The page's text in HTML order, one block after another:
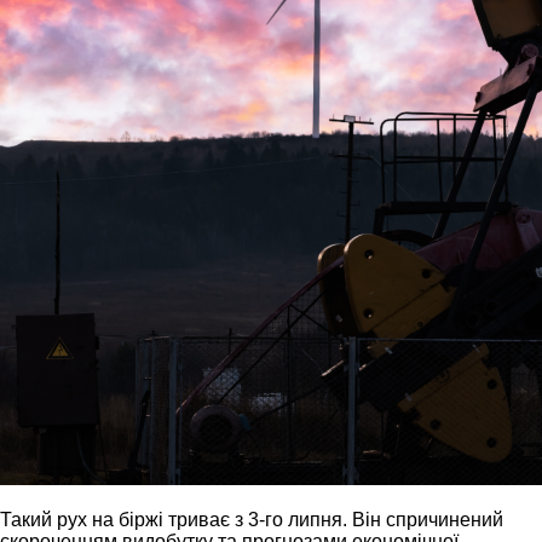
Такий рух на біржі триває з 3-го липня. Він спричинений